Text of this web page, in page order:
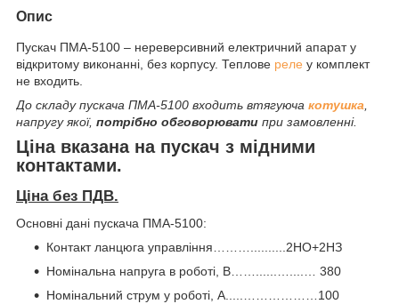
Опис
Пускач ПМА-5100 – нереверсивний електричний апарат у
відкритому виконанні, без корпусу. Теплове реле у комплект
не входить.
До складу пускача ПМА-5100 входить втягуюча котушка
напругу якої, потрібно обговорювати при замовленні.
Ціна вказана на пускач з мідними
контактами.
Ціна без ПДВ.
Основні дані пускача ПМА-5100:
Контакт ланцюга управління………..........2НО+2НЗ
Номінальна напруга в роботі, В……......…....… 380
Номінальний струм у роботі, А.....………………100